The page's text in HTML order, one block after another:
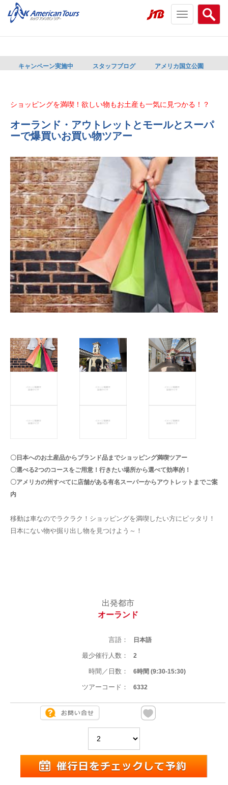
Search
menu
Toggle
navigation
キャンペーン実施中 スタッフブログ アメリカ国立公園
ショッピングを満喫！欲しい物もお土産も一気に見つかる！？
オーランド・アウトレットとモールとスーパ
ーで爆買いお買い物ツアー
〇日本へのお土産品からブランド品までショッピング満喫ツアー
〇選べる2つのコースをご用意！行きたい場所から選べて効率的！
〇アメリカの州すべてに店舗がある有名スーパーからアウトレットまでご案
内
移動は車なのでラクラク！ショッピングを満喫したい方にピッタリ！
日本にない物や掘り出し物を見つけよう～！
出発都市
オーランド
言語： 日本語
最少催行人数： 2
時間／日数： 6時間 (9:30-15:30)
ツアーコード： 6332